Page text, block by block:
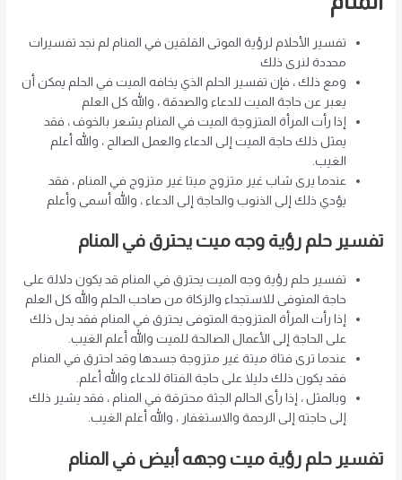
تفسير الأحلام لرؤية الموتى القلقين في المنام لم نجد تفسيرات
محددة لنرى ذلك
ومع ذلك ، فإن تفسير الحلم الذي يخافه الميت في الحلم يمكن أن
يعبر عن حاجة الميت للدعاء والصدقة ، والله كل العلم
إذا رأت المرأة المتزوجة الميت في المنام يشعر بالخوف ، فقد
يمثل ذلك حاجة الميت إلى الدعاء والعمل الصالح ، والله أعلم
الغيب.
عندما يرى شاب غير متزوج ميتا غير متزوج في المنام ، فقد
يؤدي ذلك إلى الذنوب والحاجة إلى الدعاء ، والله أسمى وأعلم
تفسير حلم رؤية وجه ميت يحترق في المنام
تفسير حلم رؤية وجه الميت يحترق في المنام قد يكون دلالة على
حاجة المتوفى للاستجداء والزكاة من صاحب الحلم والله كل العلم
إذا رأت المرأة المتزوجة المتوفى يحترق في المنام فقد يدل ذلك
على الحاجة إلى الأعمال الصالحة للميت والله أعلم الغيب.
عندما ترى فتاة ميتة غير متزوجة جسدها وقد احترق في المنام
فقد يكون ذلك دليلا على حاجة الفتاة للدعاء والله أعلم.
وبالمثل ، إذا رأى الحالم الجثة محترقة في المنام ، فقد يشير ذلك
إلى حاجته إلى الرحمة والاستغفار ، والله أعلم الغيب.
تفسير حلم رؤية ميت وجهه أبيض في المنام